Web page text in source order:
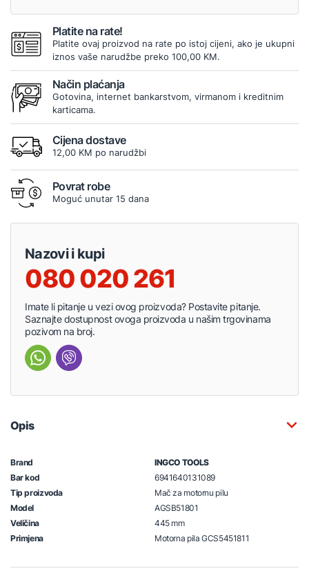
Platite na rate!
Platite ovaj proizvod na rate po istoj cijeni, ako je ukupni
iznos vaše narudžbe preko 100,00 KM.
Način plaćanja
Gotovina, internet bankarstvom, virmanom i kreditnim
karticama.
Cijena dostave
12,00 KM po narudžbi
Povrat robe
Moguć unutar 15 dana
Nazovi i kupi
080 020 261
Imate li pitanje u vezi ovog proizvoda? Postavite pitanje.
Saznajte dostupnost ovoga proizvoda u našim trgovinama
pozivom na broj.
Opis
Brand
INGCO TOOLS
Bar kod
6941640131089
Tip proizvoda
Mač za motornu pilu
Model
AGSB51801
Veličina
445 mm
Primjena
Motorna pila GCS5451811